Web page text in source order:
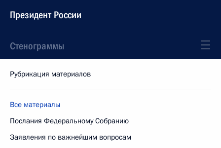
Президент России
Стенограммы
Рубрикация материалов
Все материалы
Послания Федеральному Собранию
Заявления по важнейшим вопросам